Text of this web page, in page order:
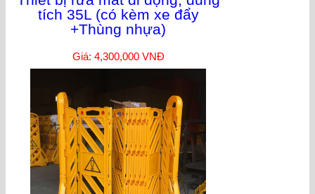
tích 35L (có kèm xe đẩy
+Thùng nhựa)
Giá: 4,300,000 VNĐ